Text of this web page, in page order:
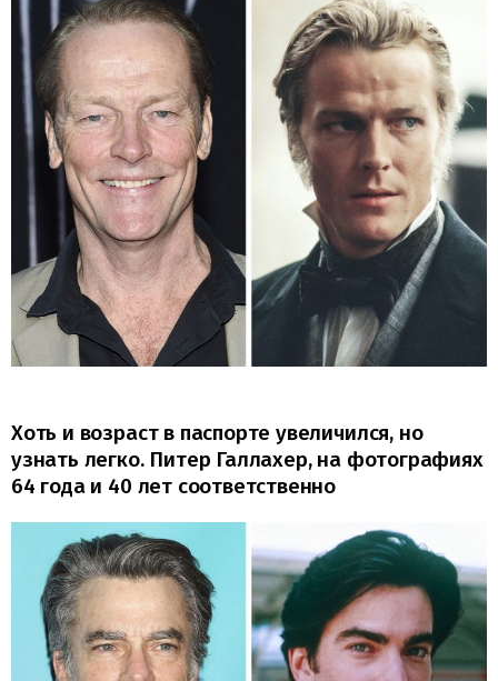
Хоть и возраст в паспорте увеличился, но
узнать легко. Питер Галлахер, на фотографиях
64 года и 40 лет соответственно